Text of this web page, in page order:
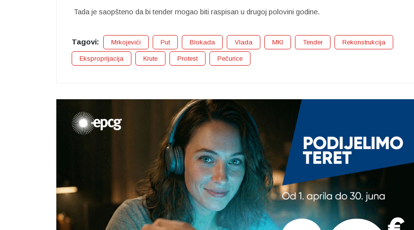
Tada je saopšteno da bi tender mogao biti raspisan u drugoj polovini godine.
Tagovi: Mrkojevići Put Blokada Vlada MKI Tender Rekonstrukcija
Eksproprijacija Krute Protest Pečurice